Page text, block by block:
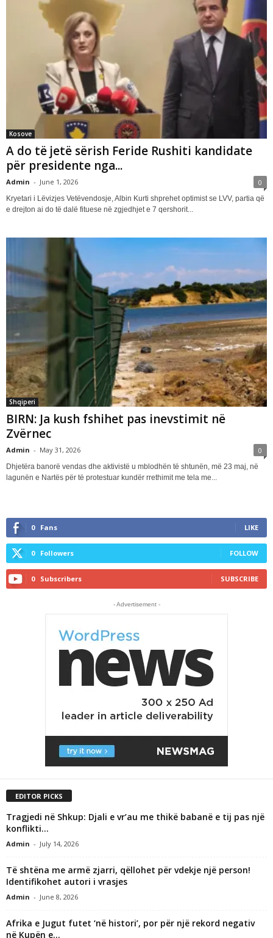
Kosove
A do të jetë sërish Feride Rushiti kandidate
për presidente nga...
Admin - June 1, 2026 0
Kryetari i Lëvizjes Vetëvendosje, Albin Kurti shprehet optimist se LVV, partia që
e drejton ai do të dalë fituese në zgjedhjet e 7 qershorit...
Shqiperi
BIRN: Ja kush fshihet pas inevstimit në
Zvërnec
Admin - May 31, 2026 0
Dhjetëra banorë vendas dhe aktivistë u mblodhën të shtunën, më 23 maj, në
lagunën e Nartës për të protestuar kundër rrethimit me tela me...
0 Fans LIKE
0 Followers FOLLOW
0 Subscribers SUBSCRIBE
- Advertisement -
EDITOR PICKS
Tragjedi në Shkup: Djali e vr’au me thikë babanë e tij pas një
konflikti...
Admin - July 14, 2026
Të shtëna me armë zjarri, qëllohet për vdekje një person!
Identifikohet autori i vrasjes
Admin - June 8, 2026
Afrika e Jugut futet ‘në histori’, por për një rekord negativ
në Kupën e...